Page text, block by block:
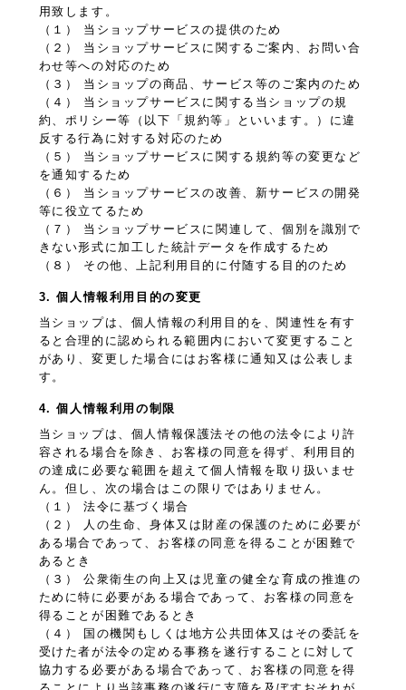
用致します。
（１） 当ショップサービスの提供のため
（２） 当ショップサービスに関するご案内、お問い合
わせ等への対応のため
（３） 当ショップの商品、サービス等のご案内のため
（４） 当ショップサービスに関する当ショップの規
約、ポリシー等（以下「規約等」といいます。）に違
反する行為に対する対応のため
（５） 当ショップサービスに関する規約等の変更など
を通知するため
（６） 当ショップサービスの改善、新サービスの開発
等に役立てるため
（７） 当ショップサービスに関連して、個別を識別で
きない形式に加工した統計データを作成するため
（８） その他、上記利用目的に付随する目的のため
3. 個人情報利用目的の変更
当ショップは、個人情報の利用目的を、関連性を有す
ると合理的に認められる範囲内において変更すること
があり、変更した場合にはお客様に通知又は公表しま
す。
4. 個人情報利用の制限
当ショップは、個人情報保護法その他の法令により許
容される場合を除き、お客様の同意を得ず、利用目的
の達成に必要な範囲を超えて個人情報を取り扱いませ
ん。但し、次の場合はこの限りではありません。
（１） 法令に基づく場合
（２） 人の生命、身体又は財産の保護のために必要が
ある場合であって、お客様の同意を得ることが困難で
あるとき
（３） 公衆衛生の向上又は児童の健全な育成の推進の
ために特に必要がある場合であって、お客様の同意を
得ることが困難であるとき
（４） 国の機関もしくは地方公共団体又はその委託を
受けた者が法令の定める事務を遂行することに対して
協力する必要がある場合であって、お客様の同意を得